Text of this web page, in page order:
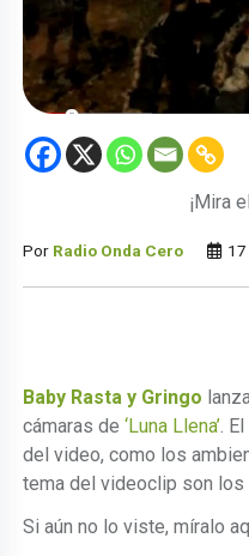
¡Mira
Por Radio Onda Cero
Baby Rasta y Gringo
cámaras de‘Luna Llena’.
del video, como los
tema del videoclip son los
Si aún no lo viste, míralo